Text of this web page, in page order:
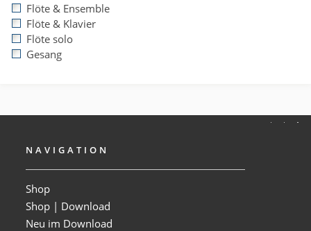
Flöte & Ensemble
Flöte & Klavier
Flöte solo
Gesang
NAVIGATION
Shop
Shop | Download
Neu im Download